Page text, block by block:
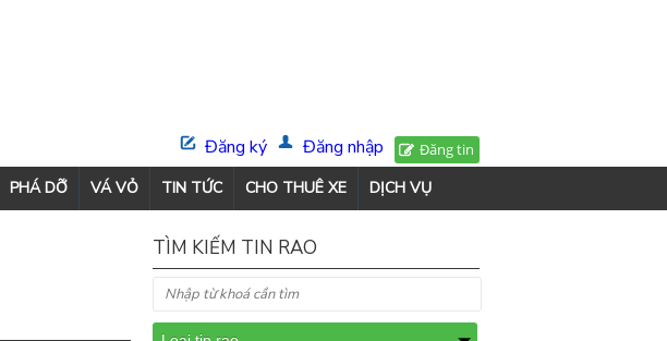
Đăng tin
Đăng nhập
Đăng ký
PHÁ DỠ VÁ VỎ TIN TỨC CHO THUÊ XE DỊCH VỤ
TÌM KIẾM TIN RAO